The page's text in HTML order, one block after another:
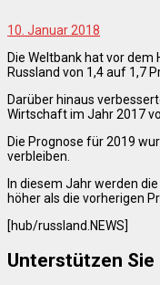
10. Januar 2018
Die Weltbank hat vor
Russland von 1,4 auf 1,7
Darüber hinaus
Wirtschaft im Jahr 2017
Die Prognose für 2019
verbleiben.
In diesem Jahr werden
höher als die vorherigen
[hub/russland.NEWS]
Unterstützen